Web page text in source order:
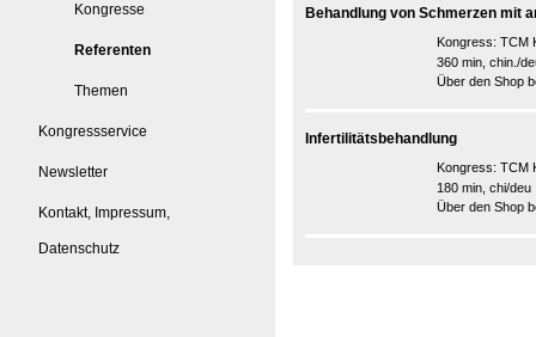
Kongresse
Referenten
Themen
Kongressservice
Newsletter
Kontakt, Impressum,
Datenschutz
Behandlung von Schmerzen mit
Kongress: TCM
360 min, chin./
Über den Shop
Infertilitätsbehandlung
Kongress: TCM
180 min, chi/deu
Über den Shop